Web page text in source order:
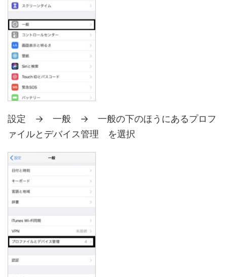
設定 → 一般 → 一般の下のほうにあるプロフ
ァイルとデバイス管理 を選択